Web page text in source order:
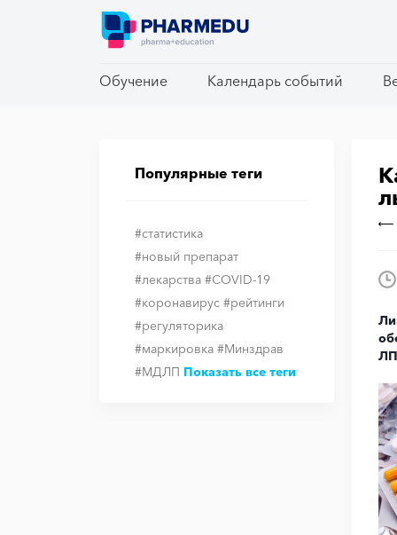
Обучение Календарь событий
Обучение Календарь событий
Популярные теги
#статистика
#новый препарат
#лекарства #COVID-19
#коронавирус #рейтинги
#регуляторика
#маркировка #Минздрав
#МДЛП Показать все теги